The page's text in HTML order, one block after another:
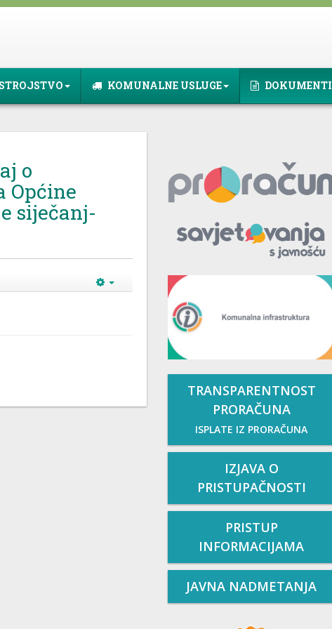
KOMUNALNE USLUGE DOKUMENTI
o
Općine
siječanj-
TRANSPARENTNOST
PRORAČUNA
ISPLATE IZ PRORAČUNA
IZJAVA O
PRISTUPAČNOSTI
PRISTUP
INFORMACIJAMA
JAVNA NADMETANJA